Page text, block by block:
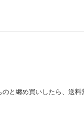
と纏め買いしたら、送料